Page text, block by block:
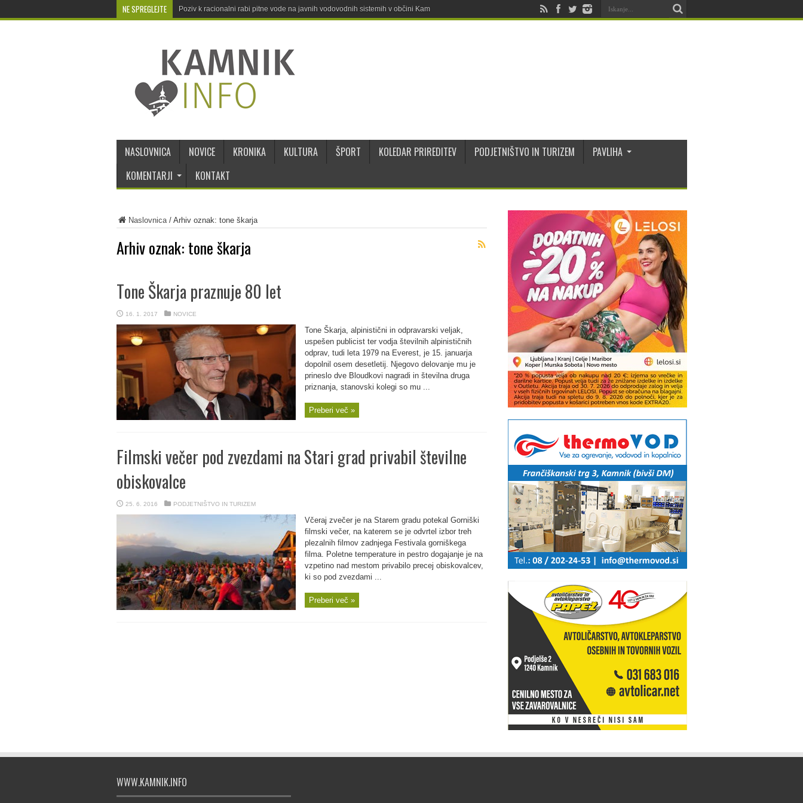
NE SPREGLEJTE Poziv k racionalni rabi pitne vode na javnih vodovodnih sistemih v občini Kamnik
NASLOVNICA NOVICE KRONIKA KULTURA ŠPORT KOLEDAR PRIREDITEV PODJETNIŠTVO IN TURIZEM
PAVLIHA
KOMENTARJI
KONTAKT
Naslovnica/ Arhiv oznak: tone škarja
Arhiv oznak: tone škarja
Tone Škarja praznuje 80 let
16. 1. 2017 NOVICE
Tone Škarja, alpinistični in odpravarski veljak,
uspešen publicist ter vodja številnih alpinističnih
odprav, tudi leta 1979 na Everest, je 15. januarja
dopolnil osem desetletij. Njegovo delovanje mu je
prineslo dve Bloudkovi nagradi in številna druga
priznanja, stanovski kolegi so mu ...
Preberi več »
Filmski večer pod zvezdami na Stari grad privabil številne
obiskovalce
25. 6. 2016 PODJETNIŠTVO IN TURIZEM
Včeraj zvečer je na Starem gradu potekal Gorniški
filmski večer, na katerem se je odvrtel izbor treh
plezalnih filmov zadnjega Festivala gorniškega
filma. Poletne temperature in pestro dogajanje je na
vzpetino nad mestom privabilo precej obiskovalcev,
ki so pod zvezdami ...
Preberi več »
WWW.KAMNIK.INFO